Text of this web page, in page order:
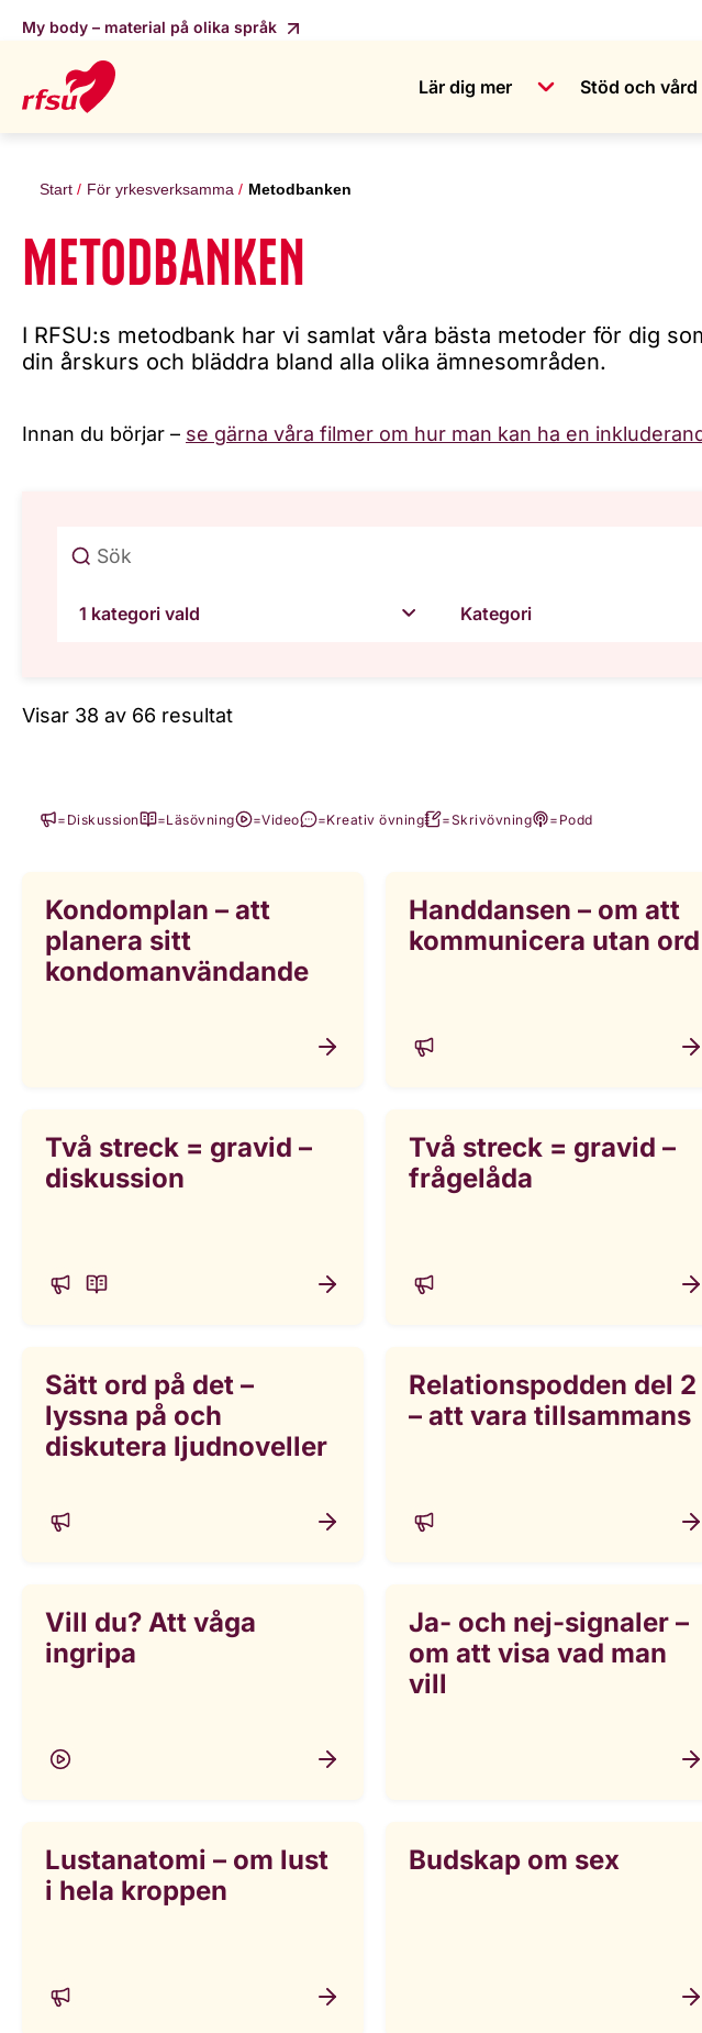
My body – material på olika språk
Lär dig mer Stöd och vård
Start För yrkesverksamma Metodbanken
METODBANKEN
I RFSU:s metodbank har vi samlat våra bästa metoder för dig
din årskurs och bläddra bland alla olika ämnesområden.
Innan du börjar – se gärna våra filmer om hur man kan ha en
1 kategori vald Kategori
Visar 38 av 66 resultat
= Diskussion =Läsövning =Video =Kreativ övning =Skrivövning = Podd
Kondomplan – att
planera sitt
kondomanvändande
Handdansen – om att
kommunicera utan ord
Två streck = gravid –
diskussion
Två streck = gravid –
frågelåda
Sätt ord på det –
lyssna på och
diskutera ljudnoveller
Relationspodden del 2
– att vara tillsammans
Vill du? Att våga
ingripa
Ja- och nej-signaler –
om att visa vad man
vill
Lustanatomi – om lust
i hela kroppen
Budskap om sex